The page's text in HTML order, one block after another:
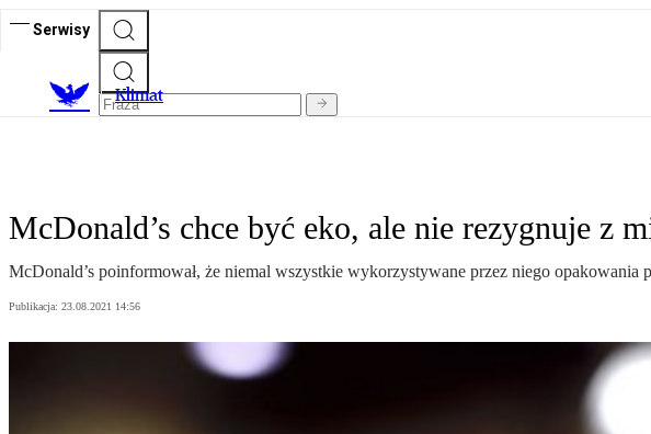
Serwisy
Klimat
McDonald’s chce być eko, ale nie rezygnuje z
McDonald’s poinformował, że niemal wszystkie wykorzystywane przez niego
Publikacja: 23.08.2021 14:56